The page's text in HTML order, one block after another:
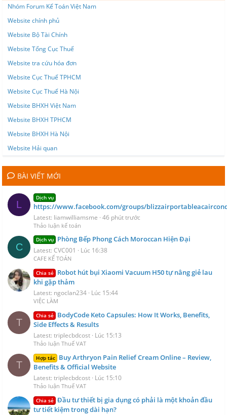
Nhóm Forum Kế Toán Việt Nam
Website chính phủ
Website Bộ Tài Chính
Website Tổng Cục Thuế
Website tra cứu hóa đơn
Website Cục Thuế TPHCM
Website Cục Thuế Hà Nội
Website BHXH Việt Nam
Website BHXH TPHCM
Website BHXH Hà Nội
Website Hải quan
BÀI VIẾT MỚI
L
Dịch vụ
https://www.facebook.com/groups/
Latest: liamwilliamsme 46 phút trước
Thảo luận kế toán
C
Dịch vụ Phòng Bếp Phong Cách Moroccan Hiện Đại
Latest: CVC001 Lúc 16:38
CAFE KẾ TOÁN
Chia sẻ Robot hút bụi Xiaomi Vacuum H50 tự nâng giẻ lau
khi gặp thảm
Latest: ngoclan234 Lúc 15:44
VIỆC LÀM
T
Chia sẻ BodyCode Keto Capsules: How It Works, Benefits,
Side Effects & Results
Latest: triplecbdcost Lúc 15:13
Thảo luận Thuế VAT
T
Hợp tác Buy Arthryon Pain Relief Cream Online – Review,
Benefits & Official Website
Latest: triplecbdcost Lúc 15:10
Thảo luận Thuế VAT
Chia sẻ Đầu tư thiết bị gia dụng có phải là một khoản đầu
tư tiết kiệm trong dài hạn?